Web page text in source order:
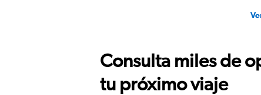
Consulta miles de
tu próximo viaje